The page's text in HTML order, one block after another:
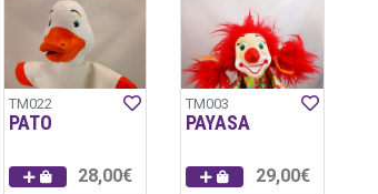
TM022
PATO
28,00€
TM003
PAYASA
29,00€